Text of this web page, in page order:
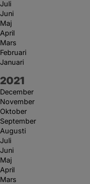
Juli
Juni
Maj
April
Mars
Februari
Januari
År:
2021
December
November
Oktober
September
Augusti
Juli
Juni
Maj
April
Mars